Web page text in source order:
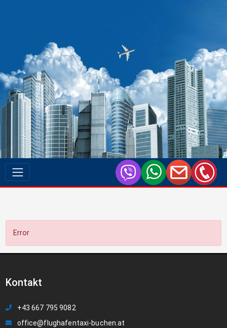
Error
Kontakt
+43 667 795 9082
office@flughafentaxi-buchen.at